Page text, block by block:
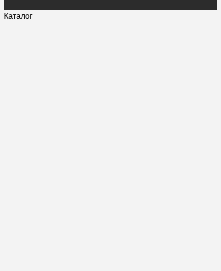
Каталог